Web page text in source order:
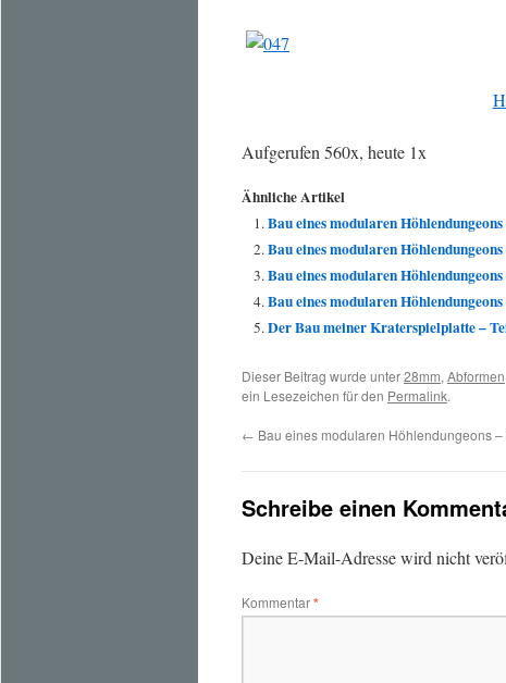
Aufgerufen 560x, heute 1x
Ähnliche Artikel
Bau eines modularen
Bau eines modularen
Bau eines modularen
Bau eines modularen
Der Bau meiner Kraterspielplatte –
Dieser Beitrag wurde unter28mm, Abformen
ein Lesezeichen für den Permalink.
← Bau eines modularen Höhlendungeons –
Schreibe einen
Deine E-Mail-Adresse wird nicht
Kommentar*